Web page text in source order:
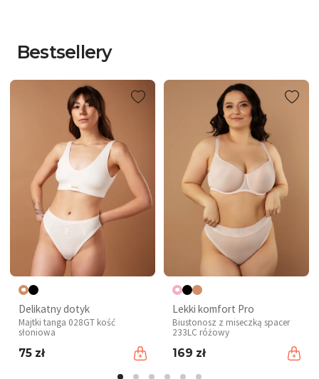
Bestsellery
Delikatny dotyk
Majtki tanga 028GT kość
słoniowa
75 zł
Lekki komfort Pro
Biustonosz z miseczką spacer
233LC różowy
169 zł